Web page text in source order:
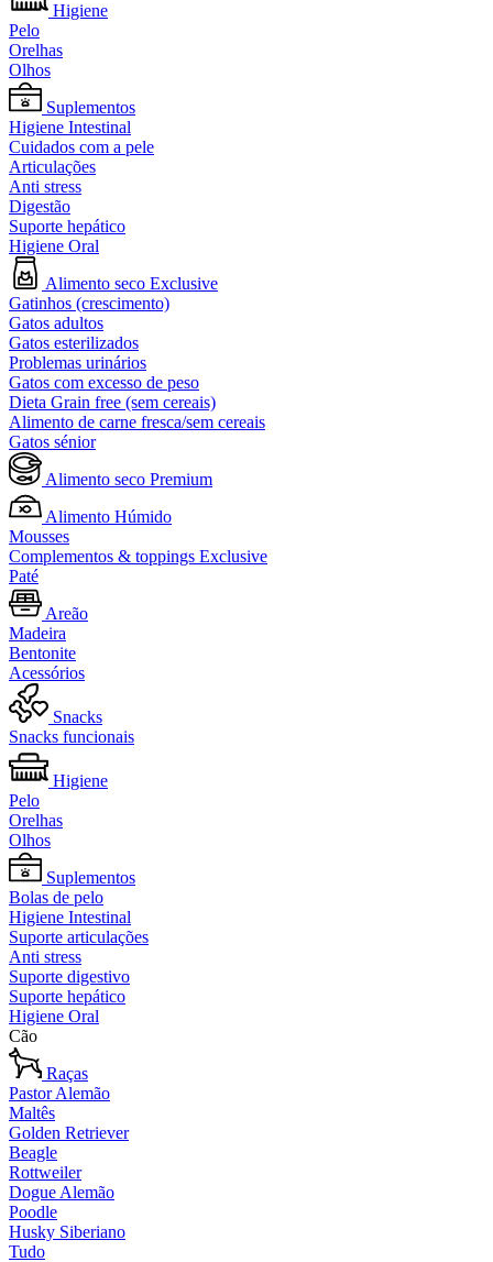
Higiene
Pelo
Orelhas
Olhos
Suplementos
Higiene Intestinal
Cuidados com a pele
Articulações
Anti stress
Digestão
Suporte hepático
Higiene Oral
Alimento seco Exclusive
Gatinhos (crescimento)
Gatos adultos
Gatos esterilizados
Problemas urinários
Gatos com excesso de peso
Dieta Grain free (sem cereais)
Alimento de carne fresca/sem cereais
Gatos sénior
Alimento seco Premium
Alimento Húmido
Mousses
Complementos & toppings Exclusive
Paté
Areão
Madeira
Bentonite
Acessórios
Snacks
Snacks funcionais
Higiene
Pelo
Orelhas
Olhos
Suplementos
Bolas de pelo
Higiene Intestinal
Suporte articulações
Anti stress
Suporte digestivo
Suporte hepático
Higiene Oral
Cão
Raças
Pastor Alemão
Maltês
Golden Retriever
Beagle
Rottweiler
Dogue Alemão
Poodle
Husky Siberiano
Tudo